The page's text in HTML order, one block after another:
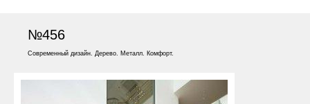
№456
Современный дизайн. Дерево. Металл. Комфорт.